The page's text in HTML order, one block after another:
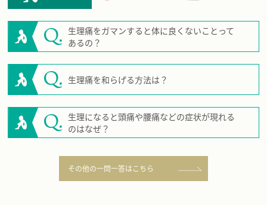
生理痛をガマンすると体に良くないことって
あるの？
生理痛を和らげる方法は？
生理になると頭痛や腰痛などの症状が現れる
のはなぜ？
その他の一問一答はこちら